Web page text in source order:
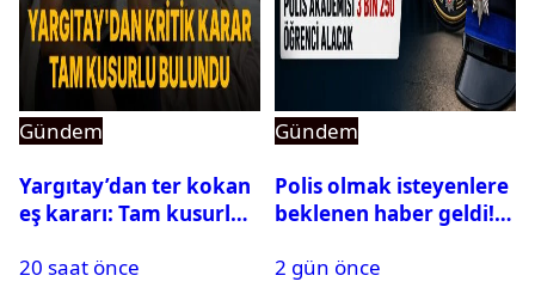
Gündem
Yargıtay’dan ter kokan
eş kararı: Tam kusurlu
20 saat önce
Gündem
Polis olmak isteyenlere
beklenen haber geldi!
2 gün önce